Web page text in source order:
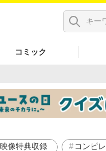
コミック
映像特典収録 コンピ